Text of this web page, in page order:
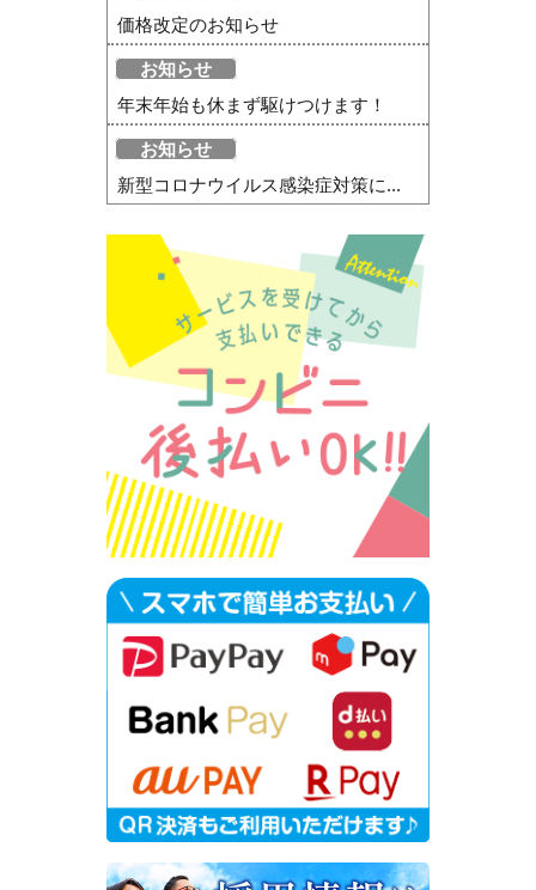
価格改定のお知らせ
お知らせ
年末年始も休まず駆けつけます！
お知らせ
新型コロナウイルス感染症対策に...